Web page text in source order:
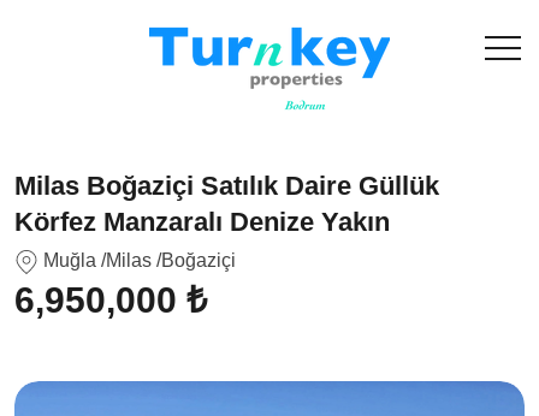
Milas Boğaziçi Satılık Daire Güllük
Körfez Manzaralı Denize Yakın
Muğla /Milas /Boğaziçi
6,950,000 ₺